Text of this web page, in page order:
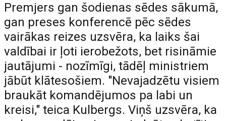
Premjers gan šodienas sēdes sākumā,
gan preses konferencē pēc sēdes
vairākas reizes uzsvēra, ka laiks šai
valdībai ir ļoti ierobežots, bet risināmie
jautājumi - nozīmīgi, tādēļ ministriem
jābūt klātesošiem. "Nevajadzētu visiem
braukāt komandējumos pa labi un
kreisi," teica Kulbergs. Viņš uzsvēra, ka